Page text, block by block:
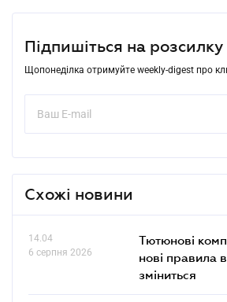
Підпишіться на розсилку
Щопонеділка отримуйте weekly-digest про
Схожі новини
14.04
6 серпня 2026
Тютюнові
нові правила
зміниться